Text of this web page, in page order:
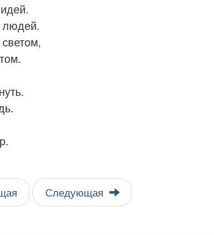
людей.
Следующая